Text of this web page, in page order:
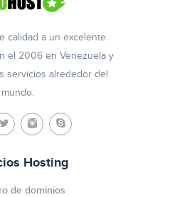
calidad a un excelente
el 2006 en Venezuela y
servicios alrededor del
mundo.
Hosting
de dominios